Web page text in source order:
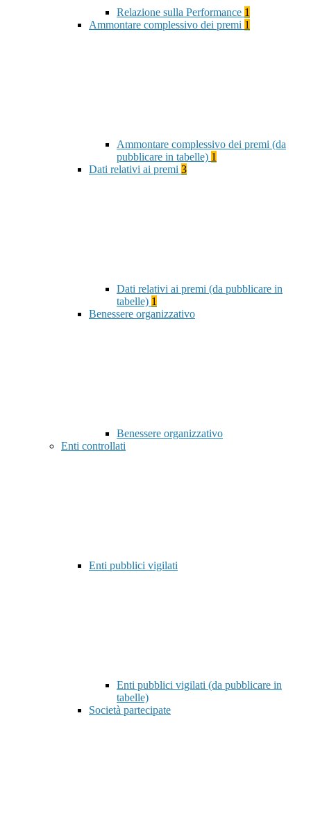
Relazione sulla Performance 1
Ammontare complessivo dei premi 1
Ammontare complessivo dei premi (da
pubblicare in tabelle) 1
Dati relativi ai premi 3
Dati relativi ai premi (da pubblicare in
tabelle) 1
Benessere organizzativo
Benessere organizzativo
Enti controllati
Enti pubblici vigilati
Enti pubblici vigilati (da pubblicare in
tabelle)
Società partecipate